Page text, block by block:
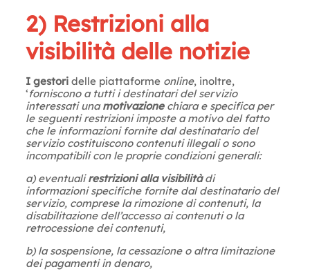
2) Restrizioni alla
visibilità delle notizie
I gestori delle piattaforme online, inoltre,
‘forniscono a tutti i destinatari del servizio
interessati unamotivazionechiara e specifica per
le seguenti restrizioni imposte a motivo del fatto
che le informazioni fornite dal destinatario del
servizio costituiscono contenuti illegali o sono
incompatibili con le proprie condizioni generali:
a) eventualirestrizioni alla visibilitàdi
informazioni specifiche fornite dal destinatario del
servizio, comprese la rimozione di contenuti, la
disabilitazione dell’accesso ai contenuti o la
retrocessione dei contenuti,
b) la sospensione, la cessazione o altra limitazione
dei pagamenti in denaro,